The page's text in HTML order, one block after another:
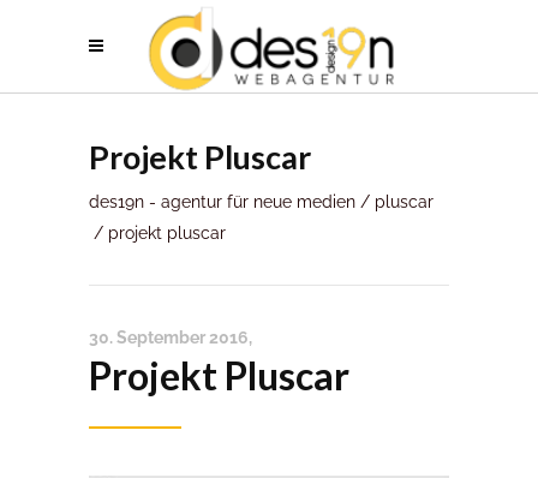
Projekt Pluscar
des19n - agentur für neue medien / pluscar
/ projekt pluscar
30. September 2016
Projekt Pluscar